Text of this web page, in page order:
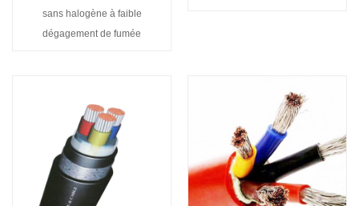
sans halogène à faible
dégagement de fumée